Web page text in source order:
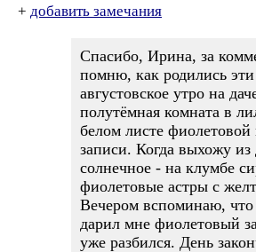
+ добавить замечания
Спасибо, Ирина, за
помню, как родились
августовское утро на
полутёмная комната в
белом листе фиолетовой
записи. Когда выхожу
солнечное - на клумбе
фиолетовые астры с
Вечером вспоминаю, что
дарил мне фиолетовый
уже разбился. День